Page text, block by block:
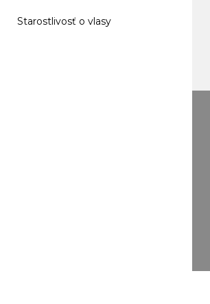
Starostlivosť o vlasy